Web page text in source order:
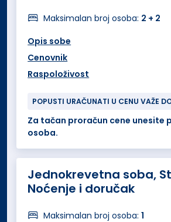
Maksimalan broj osoba: 2 + 2
Opis sobe
Cenovnik
Raspoloživost
POPUSTI URAČUNATI U CENU VAŽE
Za tačan proračun cene unesite
osoba.
Jednokrevetna soba,
Noćenje i doručak
Maksimalan broj osoba:1